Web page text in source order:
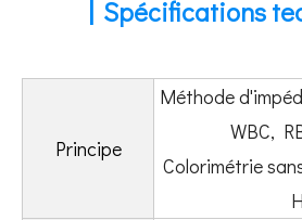
| Spécifications
Principe
Méthode
WBC,
Colorimétrie